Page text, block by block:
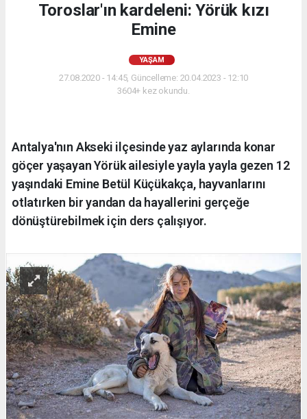
Toroslar'ın kardeleni: Yörük kızı
Emine
YAŞAM
27.08.2020 - 14:45, Güncelleme: 20.04.2023 - 12:10
3604+ kez okundu.
Antalya'nın Akseki ilçesinde yaz aylarında konar
göçer yaşayan Yörük ailesiyle yayla yayla gezen 12
yaşındaki Emine Betül Küçükakça, hayvanlarını
otlatırken bir yandan da hayallerini gerçeğe
dönüştürebilmek için ders çalışıyor.